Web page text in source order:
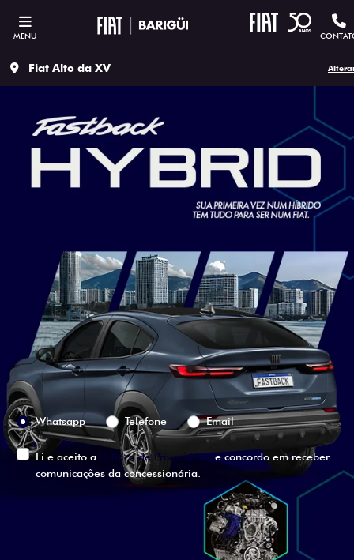
MENU
Fiat Alto da XV
ESTOU INTERESSADO
Versão escolhida
Preferência de contato:
Whatsapp
Telefone Email
Li e aceito a Política de Privacidade
e concordo em receber
comunicações da concessionária.
ENTRAR EM CONTATO